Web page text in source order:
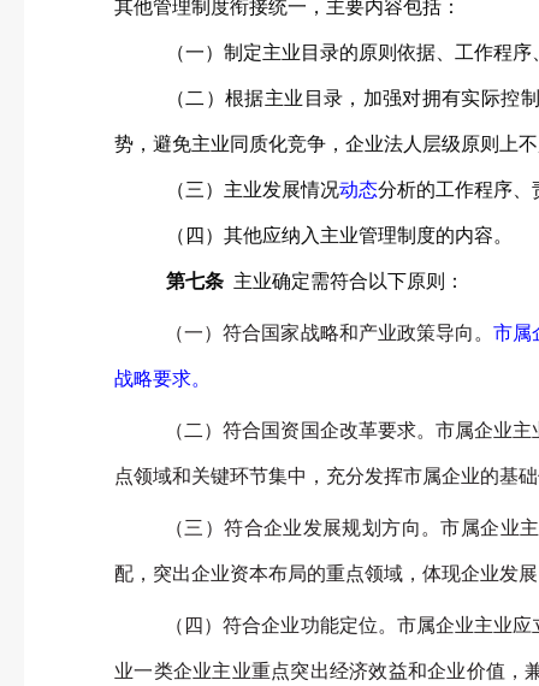
其他管理制度衔接统一，主要内容包括：
（一）制定主业目录的原则依据、工作程
（二）根据主业目录，加强对拥有实际控
势，避免主业同质化竞争，企业法人层级原则上
（三）主业发展情况动态分析的工作程序、
（四）其他应纳入主业管理制度的内容。
第七条 主业确定需符合以下原则：
（一）符合国家战略和产业政策导向。市属
战略要求。
（二）符合国资国企改革要求。市属企业
点领域和关键环节集中，充分发挥市属企业的基
（三）符合企业发展规划方向。市属企业
配，突出企业资本布局的重点领域，体现企业发
（四）符合企业功能定位。市属企业主业
业一类企业主业重点突出经济效益和企业价值，